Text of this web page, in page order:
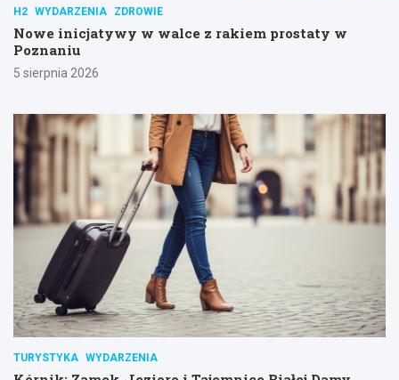
H2 WYDARZENIA ZDROWIE
Nowe inicjatywy w walce z rakiem prostaty w
Poznaniu
5 sierpnia 2026
TURYSTYKA WYDARZENIA